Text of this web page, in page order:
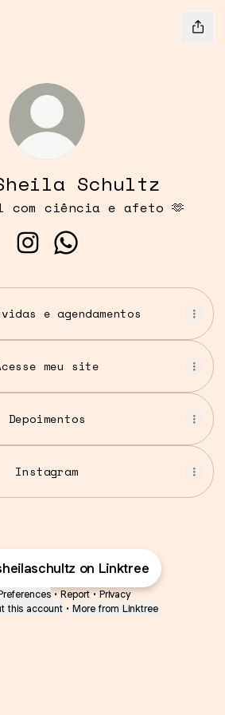
Schultz
com ciência e afeto 🫶
Dra. Sheila Schultz
Dra. Sheila Schultz
e agendamentos
meu site
Depoimentos
Instagram
on Linktree
• Report • Privacy
this account • More from Linktree